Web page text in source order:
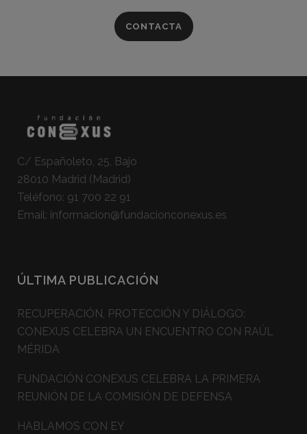
CONTACTA
C/ Españoleto, 25, Bajo
28010 Madrid (Madrid)
Teléfono: 91 700 22 91
Email: informacion@fundacionconexus.es
ÚLTIMA PUBLICACIÓN
RECUPERACIÓN, PROTECCIÓN Y DIÁLOGO:
CONEXUS CELEBRA UN ENCUENTRO CON RAÚL
MÉRIDA
FUNDACIÓN CONEXUS CELEBRA LA PRIMERA
REUNIÓN DE LA COMISIÓN DE DEFENSA
HABLAMOS CON EY